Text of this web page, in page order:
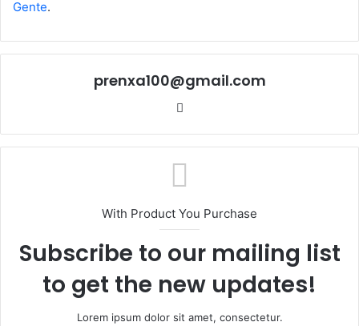
Gente.
prenxa100@gmail.com
With Product You Purchase
Subscribe to our mailing list
to get the new updates!
Lorem ipsum dolor sit amet, consectetur.